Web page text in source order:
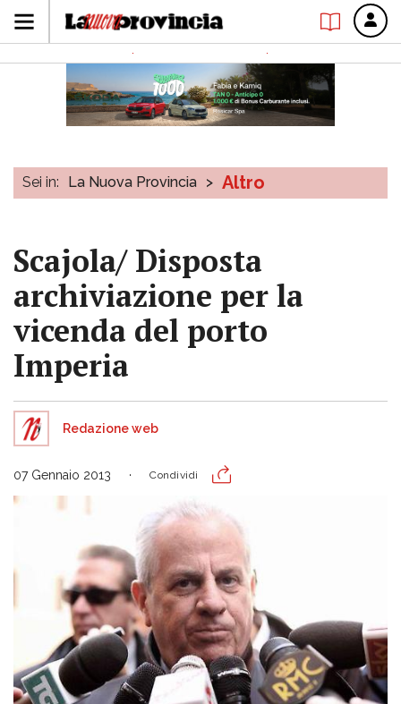
Sei in: La Nuova Provincia > Altro
Scajola/ Disposta
archiviazione per la
vicenda del porto
Imperia
Redazione web
07 Gennaio 2013 Condividi